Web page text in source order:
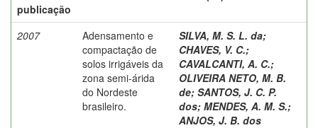
publicação
2007
Adensamento e
compactação de
solos irrigáveis da
zona semi-árida
do Nordeste
brasileiro.
SILVA, M. S. L. da;
CHAVES, V. C.;
CAVALCANTI, A. C.;
OLIVEIRA NETO, M. B.
de; SANTOS, J. C. P.
dos; MENDES, A. M. S.;
ANJOS, J. B. dos